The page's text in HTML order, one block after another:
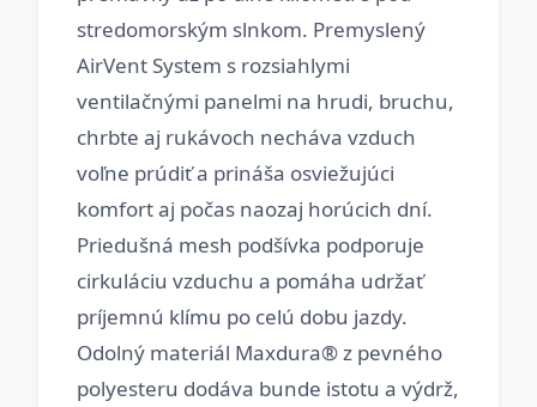
stredomorským slnkom. Premyslený
AirVent System s rozsiahlymi
ventilačnými panelmi na hrudi, bruchu,
chrbte aj rukávoch necháva vzduch
voľne prúdiť a prináša osviežujúci
komfort aj počas naozaj horúcich dní.
Priedušná mesh podšívka podporuje
cirkuláciu vzduchu a pomáha udržať
príjemnú klímu po celú dobu jazdy.
Odolný materiál Maxdura® z pevného
polyesteru dodáva bunde istotu a výdrž,